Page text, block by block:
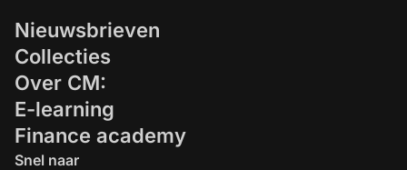
Nieuwsbrieven
Collecties
Over CM:
E-learning
Finance academy
Snel naar